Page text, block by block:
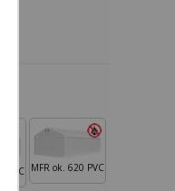
PVC MFR ok. 620 PVC